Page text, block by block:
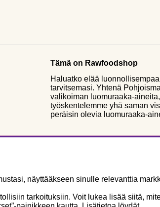
Tämä on Rawfoodshop
Haluatko elää
tarvitsemasi. Yhtenä
valikoiman luomuraaka-
työskentelemme yhä saman
peräisin olevia luomuraaka-
näyttääkseen sinulle relevanttia
tarkoituksiin. Voit lukea lisää siitä,